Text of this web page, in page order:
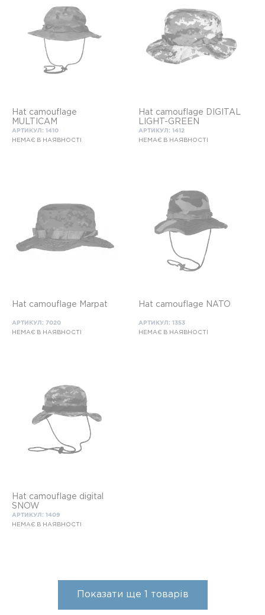
Hat camouflage
MULTICAM
АРТИКУЛ: 1410
НЕМАЄ В НАЯВНОСТІ
Hat camouflage DIGITAL
LIGHT-GREEN
АРТИКУЛ: 1412
НЕМАЄ В НАЯВНОСТІ
Hat camouflage Marpat
АРТИКУЛ: 7020
НЕМАЄ В НАЯВНОСТІ
Hat camouflage NATO
АРТИКУЛ: 1353
НЕМАЄ В НАЯВНОСТІ
Hat camouflage digital
SNOW
АРТИКУЛ: 1409
НЕМАЄ В НАЯВНОСТІ
Показати ще товарів